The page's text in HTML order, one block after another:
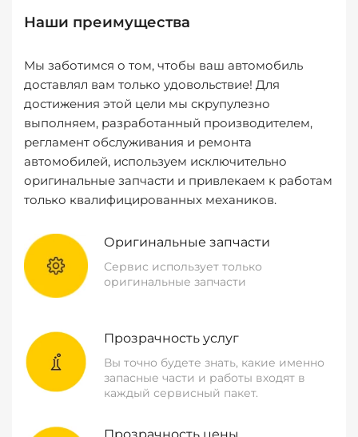
Наши преимущества
Мы заботимся о том, чтобы ваш автомобиль
доставлял вам только удовольствие! Для
достижения этой цели мы скрупулезно
выполняем, разработанный производителем,
регламент обслуживания и ремонта
автомобилей, используем исключительно
оригинальные запчасти и привлекаем к работам
только квалифицированных механиков.
Оригинальные запчасти
Сервис использует только
оригинальные запчасти
Прозрачность услуг
Вы точно будете знать, какие именно
запасные части и работы входят в
каждый сервисный пакет.